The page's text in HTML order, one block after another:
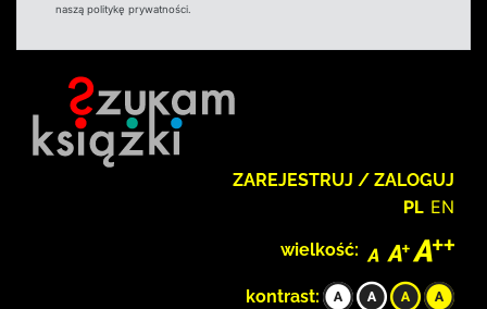
naszą politykę prywatności.
ZAREJESTRUJ / ZALOGUJ
PL EN
wielkość:
kontrast: